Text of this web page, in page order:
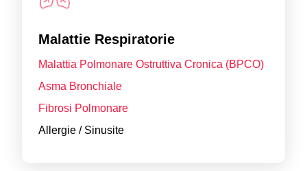
Malattie Respiratorie
Malattia Polmonare Ostruttiva Cronica (BPCO)
Asma Bronchiale
Fibrosi Polmonare
Allergie / Sinusite